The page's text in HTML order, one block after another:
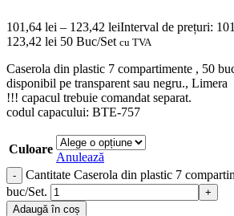
101,64 lei – 123,42 leiInterval de prețuri:
123,42 lei 50 Buc/Set cu TVA
Caserola din plastic 7 compartimente , 50
disponibil pe transparent sau negru., Limera
!!! capacul trebuie comandat separat.
codul capacului: BTE-757
Culoare
Anulează
Cantitate Caserola din plastic 7
buc/Set.
Adaugă în coș